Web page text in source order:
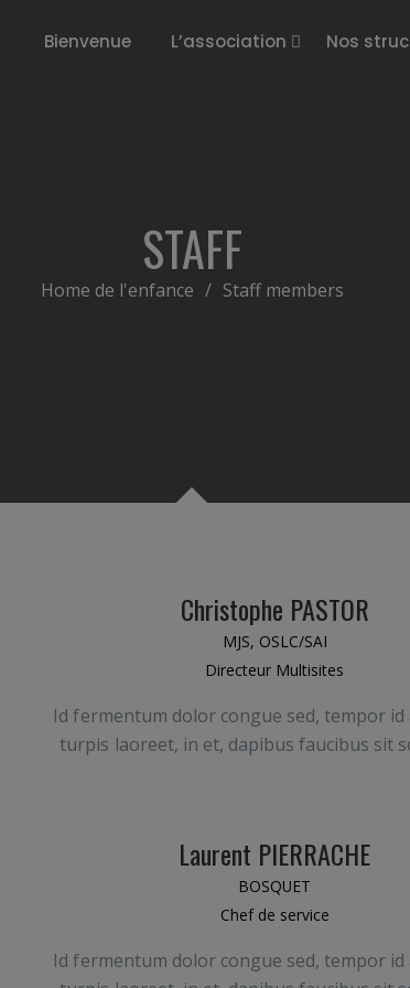
Bienvenue L’association Nos
STAFF
Home de l'enfance / Staff members
Christophe PASTOR
MJS, OSLC/SAI
Directeur Multisites
Id fermentum dolor congue sed, tempor id
turpis laoreet, in et, dapibus faucibus sit
Laurent PIERRACHE
BOSQUET
Chef de service
Id fermentum dolor congue sed, tempor id